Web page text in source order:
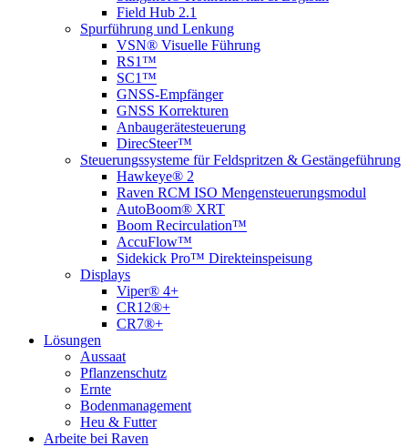
Field Hub 2.1
Spurführung und Lenkung
VSN® Visuelle Führung
RS1™
SC1™
GNSS-Empfänger
GNSS Korrekturen
Anbaugerätesteuerung
DirecSteer™
Steuerungssysteme für Feldspritzen & Gestängeführung
Hawkeye® 2
Raven RCM ISO Mengensteuerungsmodul
AutoBoom® XRT
Boom Recirculation™
AccuFlow™
Sidekick Pro™ Direkteinspeisung
Displays
Viper® 4+
CR12®+
CR7®+
Lösungen
Aussaat
Pflanzenschutz
Ernte
Bodenmanagement
Heu & Futter
Arbeite bei Raven